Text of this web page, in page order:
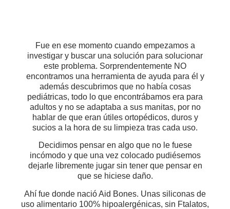
Fue en ese momento cuando empezamos a
investigar y buscar una solución para solucionar
este problema. Sorprendentemente NO
encontramos una herramienta de ayuda para él y
además descubrimos que no había cosas
pediátricas, todo lo que encontrábamos era para
adultos y no se adaptaba a sus manitas, por no
hablar de que eran útiles ortopédicos, duros y
sucios a la hora de su limpieza tras cada uso.
Decidimos pensar en algo que no le fuese
incómodo y que una vez colocado pudiésemos
dejarle libremente jugar sin tener que pensar en
que se hiciese daño.
Ahí fue donde nació Aid Bones. Unas siliconas de
uso alimentario 100% hipoalergénicas, sin Ftalatos,